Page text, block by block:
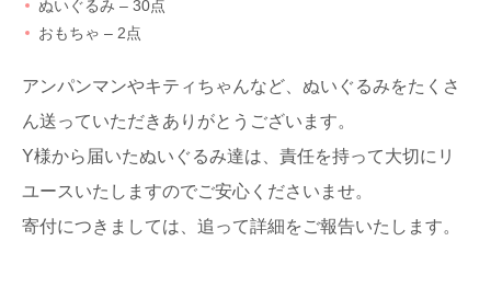
ぬいぐるみ – 30点
おもちゃ – 2点
アンパンマンやキティちゃんなど、ぬいぐるみをたくさ
ん送っていただきありがとうございます。
Y様から届いたぬいぐるみ達は、責任を持って大切にリ
ユースいたしますのでご安心くださいませ。
寄付につきましては、追って詳細をご報告いたします。